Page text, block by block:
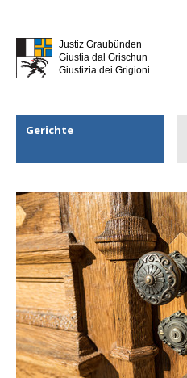
Justiz Graubünden
Giustia dal Grischun
Giustizia dei Grigioni
Gerichte